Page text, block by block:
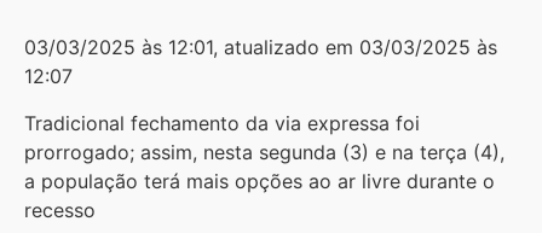
03/03/2025 às 12:01, atualizado em 03/03/2025 às
12:07
Tradicional fechamento da via expressa foi
prorrogado; assim, nesta segunda (3) e na terça (4),
a população terá mais opções ao ar livre durante o
recesso